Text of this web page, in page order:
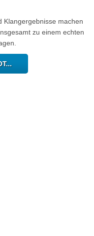
Klangergebnisse machen
zu einem echten